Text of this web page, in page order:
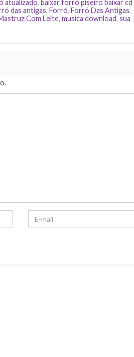
atualizado, baixar forró piseiro baixar cd
das antigas, Forró, Forró Das Antigas,
Com Leite, musica download, sua